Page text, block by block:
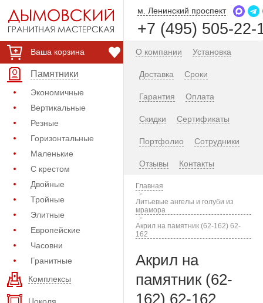
Ваша корзина
Памятники
Экономичные
Вертикальные
Резные
Горизонтальные
Маленькие
С крестом
Двойные
Тройные
Элитные
Европейские
Часовни
Гранитные
Комплексы
Цоколя
м. Ленинский проспект
+7 (495) 505-22-
О компании Установка
Доставка Сроки
Гарантия Оплата
Скидки Сертификаты
Портфолио Сотрудники
Отзывы Контакты
Главная
Литьевые ангелы и голуби из
мрамора
Акрил на памятник (62-162) 62-
162
Акрил на
памятник (62-
162) 62-162